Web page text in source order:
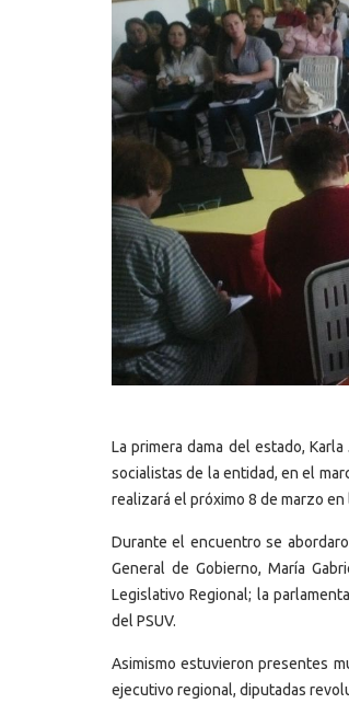
La primera dama del estado,
socialistas de la entidad, en el
realizará el próximo 8 de marzo en
Durante el encuentro se
General de Gobierno, María
Legislativo Regional; la
del PSUV.
Asimismo estuvieron presentes
ejecutivo regional, diputadas